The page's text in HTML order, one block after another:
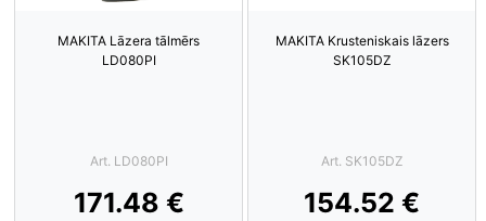
MAKITA Lāzera tālmērs
LD080PI
Art. LD080PI
171.48 €
MAKITA Krusteniskais lāzers
SK105DZ
Art. SK105DZ
154.52 €